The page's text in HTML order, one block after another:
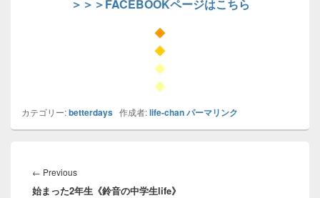
＞＞＞FACEBOOKページはこちら
◆
◆
◆
◆
カテゴリー:betterdays 作成者:life-chanパーマリンク
稿
ナ
← PreviousPrevious
post:
始まった2年生《鈴音の中学生life》